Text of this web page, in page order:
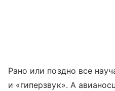
Рано или поздно все
и «гиперзвук». А